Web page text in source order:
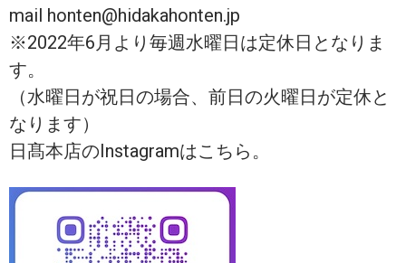
mail honten@hidakahonten.jp
※2022年6月より毎週水曜日は定休日となりま
す。
（水曜日が祝日の場合、前日の火曜日が定休と
なります）
日髙本店のInstagramはこちら。